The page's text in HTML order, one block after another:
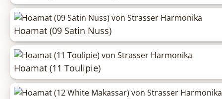
Hoamat (09 Satin Nuss)
Hoamat (11 Toulipie)